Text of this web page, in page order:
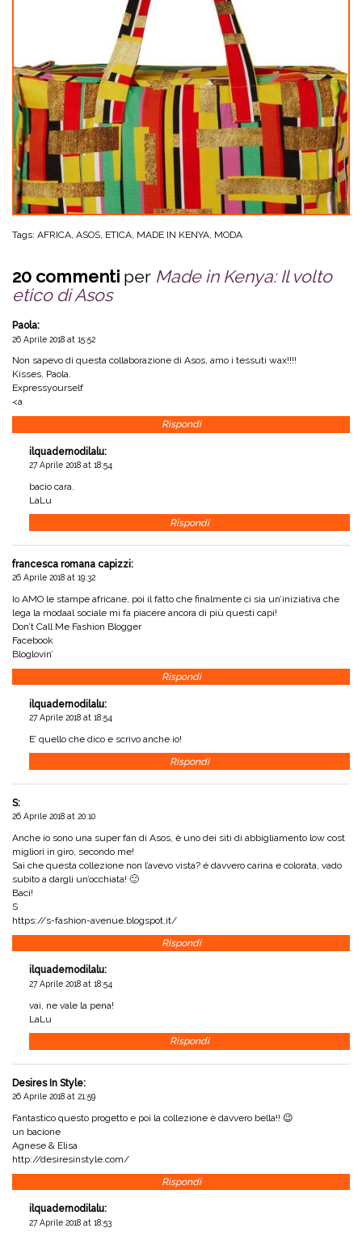
Tags: AFRICA, ASOS, ETICA, MADE IN KENYA, MODA
20 commenti per Made in Kenya: Il volto
etico di Asos
Paola:
26 Aprile 2018 at 15:52
Non sapevo di questa collaborazione di Asos, amo i tessuti wax!!!!
Kisses, Paola.
Expressyourself
<a
Rispondi
ilquadernodilalu:
27 Aprile 2018 at 18:54
bacio cara.
LaLu
Rispondi
francesca romana capizzi:
26 Aprile 2018 at 19:32
Io AMO le stampe africane, poi il fatto che finalmente ci sia un’iniziativa che
lega la modaal sociale mi fa piacere ancora di più questi capi!
Don’t Call Me Fashion Blogger
Facebook
Bloglovin’
Rispondi
ilquadernodilalu:
27 Aprile 2018 at 18:54
E’ quello che dico e scrivo anche io!
Rispondi
S:
26 Aprile 2018 at 20:10
Anche io sono una super fan di Asos, è uno dei siti di abbigliamento low cost
migliori in giro, secondo me!
Sai che questa collezione non l’avevo vista? é davvero carina e colorata, vado
subito a dargli un’occhiata! 🙂
Baci!
S
https://s-fashion-avenue.blogspot.it/
Rispondi
ilquadernodilalu:
27 Aprile 2018 at 18:54
vai, ne vale la pena!
LaLu
Rispondi
Desires In Style:
26 Aprile 2018 at 21:59
Fantastico questo progetto e poi la collezione è davvero bella!! 😉
un bacione
Agnese & Elisa
http://desiresinstyle.com/
Rispondi
ilquadernodilalu:
27 Aprile 2018 at 18:53